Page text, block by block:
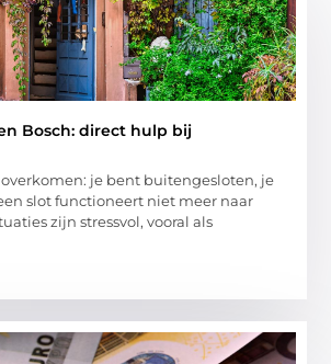
Bosch: direct hulp bij
je bent buitengesloten, je
slot functioneert niet meer naar
zijn stressvol, vooral als